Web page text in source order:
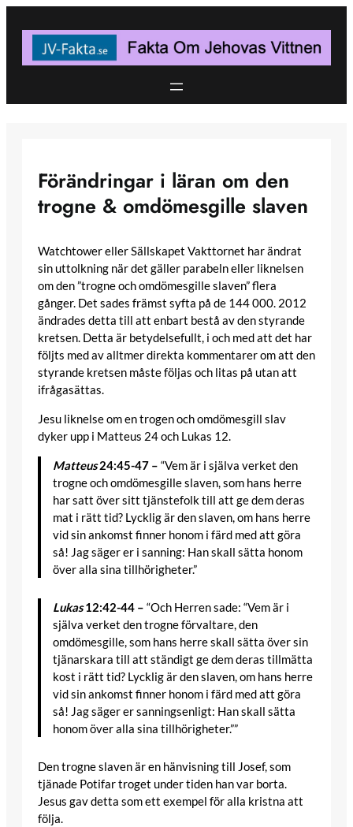
content
Förändringar i läran om den
trogne & omdömesgille slaven
Watchtower eller Sällskapet Vakttornet har ändrat
sin uttolkning när det gäller parabeln eller liknelsen
om den ”trogne och omdömesgille slaven” flera
gånger. Det sades främst syfta på de 144 000. 2012
ändrades detta till att enbart bestå av den styrande
kretsen. Detta är betydelsefullt, i och med att det har
följts med av alltmer direkta kommentarer om att den
styrande kretsen måste följas och litas på utan att
ifrågasättas.
Jesu liknelse om en trogen och omdömesgill slav
dyker upp i Matteus 24 och Lukas 12.
Matteus24:45-47 – “Vem är i själva verket den
trogne och omdömesgille slaven, som hans herre
har satt över sitt tjänstefolk till att ge dem deras
mat i rätt tid? Lycklig är den slaven, om hans herre
vid sin ankomst finner honom i färd med att göra
så! Jag säger er i sanning: Han skall sätta honom
över alla sina tillhörigheter.”
Lukas12:42-44 – “Och Herren sade: “Vem är i
själva verket den trogne förvaltare, den
omdömesgille, som hans herre skall sätta över sin
tjänarskara till att ständigt ge dem deras tillmätta
kost i rätt tid? Lycklig är den slaven, om hans herre
vid sin ankomst finner honom i färd med att göra
så! Jag säger er sanningsenligt: Han skall sätta
honom över alla sina tillhörigheter.””
Den trogne slaven är en hänvisning till Josef, som
tjänade Potifar troget under tiden han var borta.
Jesus gav detta som ett exempel för alla kristna att
följa.